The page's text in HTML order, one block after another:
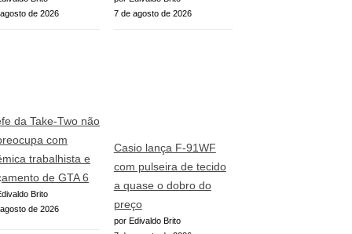
de 2026
7 de agosto de 2026
da Take-Two não
com
trabalhista e
de GTA 6
Brito
de 2026
Casio lança F-91WF
com pulseira de tecido
a quase o dobro do
preço
por Edivaldo Brito